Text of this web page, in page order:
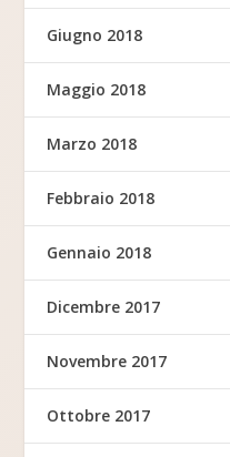
Giugno 2018
Maggio 2018
Marzo 2018
Febbraio 2018
Gennaio 2018
Dicembre 2017
Novembre 2017
Ottobre 2017